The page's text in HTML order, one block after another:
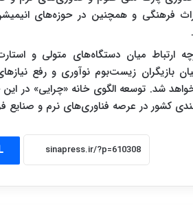
فرهنگی و همچنین در حوزه‌های
ارتباط میان دستگاه‌های متولی و
بازیگران زیست‌بوم نوآوری و رفع
شد. توسعه الگوی خانه «چرایی» در
کشور در عرصه فناوری‌های نرم و